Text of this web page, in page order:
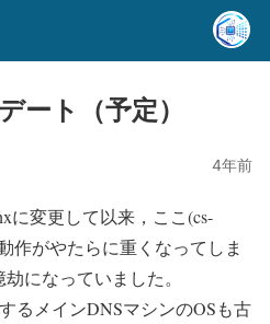
ート（予定）
4年前
に変更して以来，ここ(cs-
作がやたらに重くなってしま
になっていました。
るメインDNSマシンのOSも古